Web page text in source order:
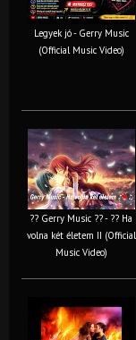
Legyek jó - Gerry Music
(Official Music Video)
?? Gerry Music ?? - ?? Ha
volna két életem II (Official
Music Video)